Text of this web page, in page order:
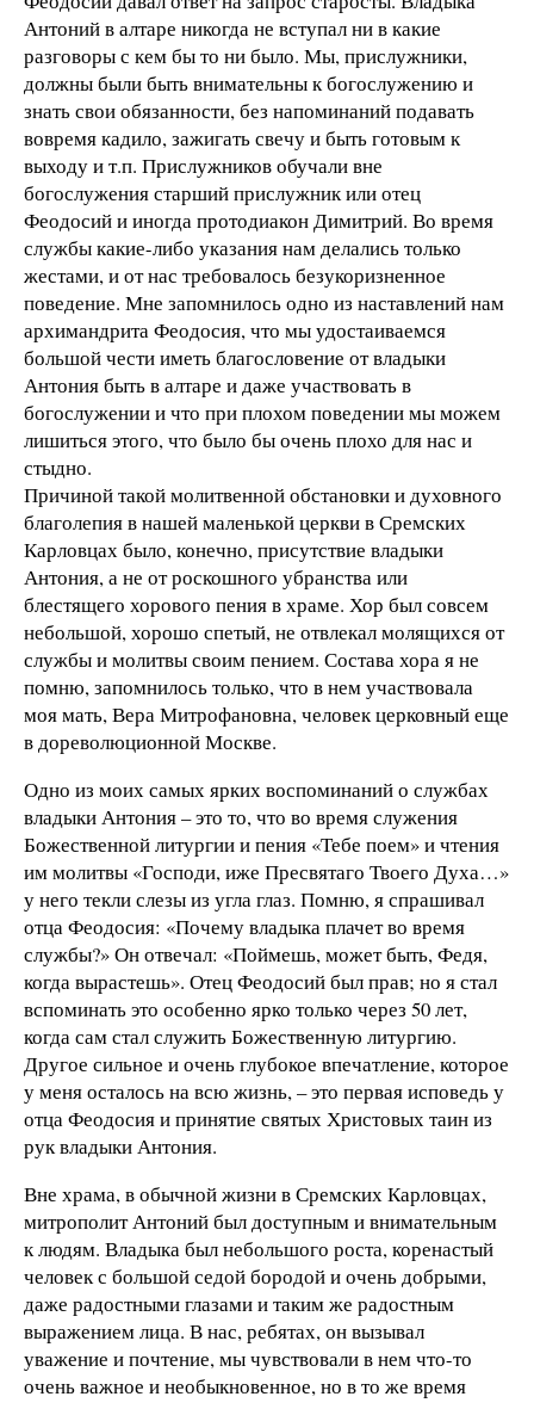
Антоний в алтаре никогда не вступал ни в какие
разговоры с кем бы то ни было. Мы, прислужники,
должны были быть внимательны к богослужению и
знать свои обязанности, без напоминаний подавать
вовремя кадило, зажигать свечу и быть готовым к
выходу и т.п. Прислужников обучали вне
богослужения старший прислужник или отец
Феодосий и иногда протодиакон Димитрий. Во время
службы какие-либо указания нам делались только
жестами, и от нас требовалось безукоризненное
поведение. Мне запомнилось одно из наставлений нам
архимандрита Феодосия, что мы удостаиваемся
большой чести иметь благословение от владыки
Антония быть в алтаре и даже участвовать в
богослужении и что при плохом поведении мы можем
лишиться этого, что было бы очень плохо для нас и
стыдно.
Причиной такой молитвенной обстановки и духовного
благолепия в нашей маленькой церкви в Сремских
Карловцах было, конечно, присутствие владыки
Антония, а не от роскошного убранства или
блестящего хорового пения в храме. Хор был совсем
небольшой, хорошо спетый, не отвлекал молящихся от
службы и молитвы своим пением. Состава хора я не
помню, запомнилось только, что в нем участвовала
моя мать, Вера Митрофановна, человек церковный еще
в дореволюционной Москве.
Одно из моих самых ярких воспоминаний о службах
владыки Антония – это то, что во время служения
Божественной литургии и пения «Тебе поем» и чтения
им молитвы «Господи, иже Пресвятаго Твоего Духа…»
у него текли слезы из угла глаз. Помню, я спрашивал
отца Феодосия: «Почему владыка плачет во время
службы?» Он отвечал: «Поймешь, может быть, Федя,
когда вырастешь». Отец Феодосий был прав; но я стал
вспоминать это особенно ярко только через 50 лет,
когда сам стал служить Божественную литургию.
Другое сильное и очень глубокое впечатление, которое
у меня осталось на всю жизнь, – это первая исповедь у
отца Феодосия и принятие святых Христовых таин из
рук владыки Антония.
Вне храма, в обычной жизни в Сремских Карловцах,
митрополит Антоний был доступным и внимательным
к людям. Владыка был небольшого роста, коренастый
человек с большой седой бородой и очень добрыми,
даже радостными глазами и таким же радостным
выражением лица. В нас, ребятах, он вызывал
уважение и почтение, мы чувствовали в нем что-то
очень важное и необыкновенное, но в то же время